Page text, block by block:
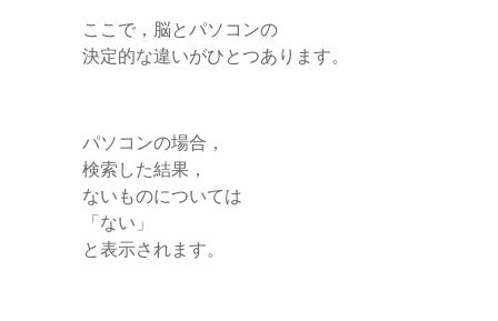
ここで，脳とパソコンの
決定的な違いがひとつあります。
パソコンの場合，
検索した結果，
ないものについては
「ない」
と表示されます。